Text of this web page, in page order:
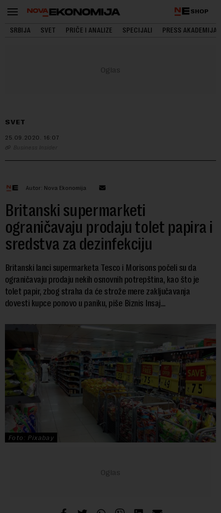
SHOP
SRBIJA SVET PRIČE I ANALIZE SPECIJALI PRESS AKADEMIJA
SVET
25.09.2020. 16:07
Business Insider
Autor: Nova Ekonomija
Britanski supermarketi
ograničavaju prodaju tolet papira i
sredstva za dezinfekciju
Britanski lanci supermarketa Tesco i Morisons počeli su da
ograničavaju prodaju nekih osnovnih potrepština, kao što je
tolet papir, zbog straha da će strože mere zaključavanja
dovesti kupce ponovo u paniku, piše Biznis Insaj...
Foto: Pixabay